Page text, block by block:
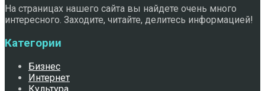
На страницах нашего сайта вы найдете очень много
интересного. Заходите, читайте, делитесь информацией!
Категории
Бизнес
Интернет
Культура